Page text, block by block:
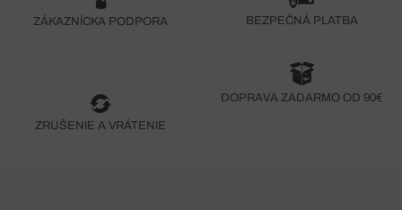
ZÁKAZNÍCKA PODPORA BEZPEČNÁ PLATBA
ZRUŠENIE A VRÁTENIE
DOPRAVA ZADARMO OD 90€